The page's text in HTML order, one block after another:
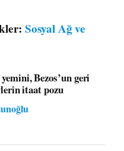
Sosyal Ağ ve
Bezos’un geri
itaat pozu